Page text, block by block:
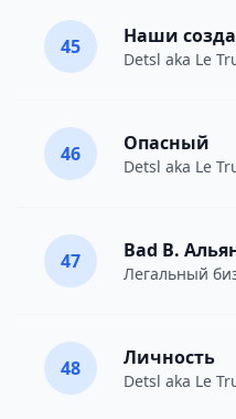
45 Наши
Detsl aka Le
46 Опасный
Detsl aka Le
47 Bad B.
Легальный
48 Личность
Detsl aka Le